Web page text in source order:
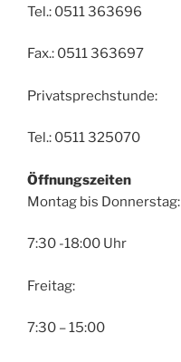
Tel.: 0511 363696
Fax.: 0511 363697
Privatsprechstunde:
Tel.: 0511 325070
Öffnungszeiten
Montag bis Donnerstag:
7:30 -18:00 Uhr
Freitag:
7:30 – 15:00